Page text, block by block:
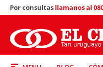
Por consultas llamanos al